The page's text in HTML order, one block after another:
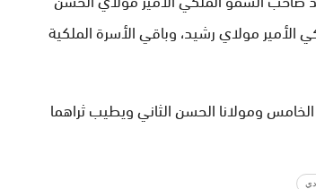
الأمير مولاي رشيد، وباقي الأسرة الملكية
ومولانا الحسن الثاني ويطيب ثراهما